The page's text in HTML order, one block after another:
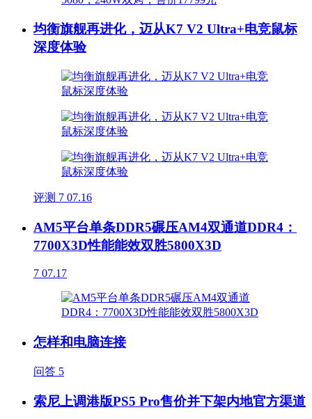
均衡旗舰再进化，迈从K7 V2 Ultra+电竞鼠标
深度体验
评测 7 07.16
AM5平台单条DDR5碾压AM4双通道DDR4：
7700X3D性能能效双胜5800X3D
7 07.17
怎样和电脑连接
问答 5
索尼上调港版PS5 Pro售价并下架内地官方渠道